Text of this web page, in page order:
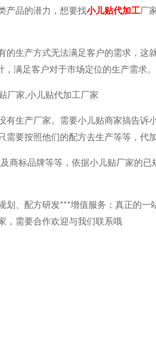
产品的潜力，想要找小儿贴代加工厂
生产方式无法满足客户的需求，这
满足客户对于市场定位的生产需求。
生产厂家。需要小儿贴商家搞告诉
要按照他们的配方去生产等等，代
标品牌等等，依据小儿贴厂家的已
、配方研发***增值服务；真正的一
，需要合作欢迎与我们联系哦